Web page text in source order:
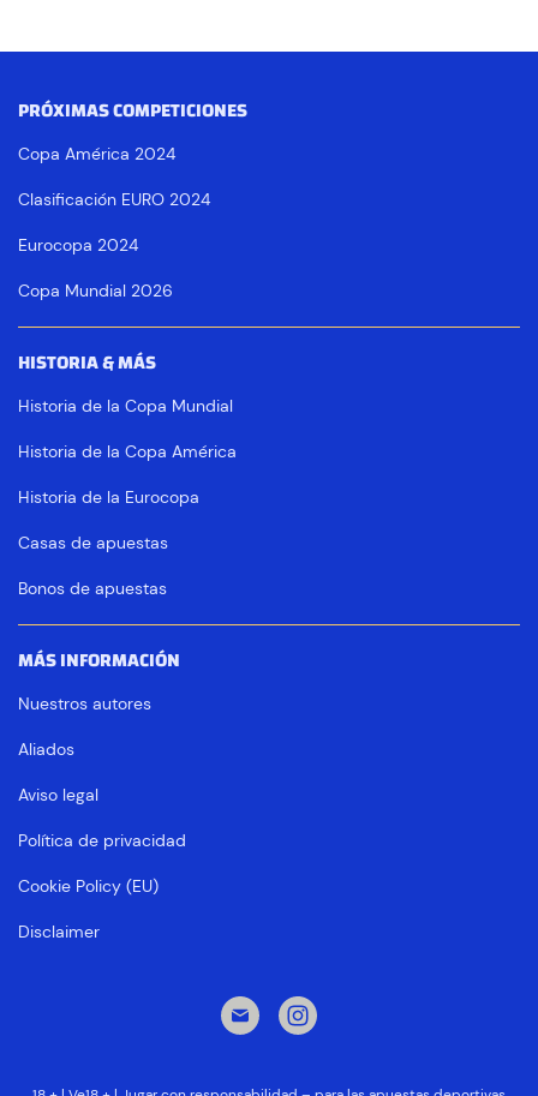
PRÓXIMAS COMPETICIONES
Copa América 2024
Clasificación EURO 2024
Eurocopa 2024
Copa Mundial 2026
HISTORIA & MÁS
Historia de la Copa Mundial
Historia de la Copa América
Historia de la Eurocopa
Casas de apuestas
Bonos de apuestas
MÁS INFORMACIÓN
Nuestros autores
Aliados
Aviso legal
Política de privacidad
Cookie Policy (EU)
Disclaimer